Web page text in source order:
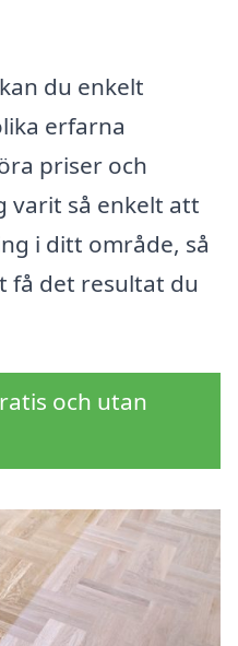
du enkelt
erfarna
priser och
varit så enkelt att
i ditt område, så
få det resultat du
och utan